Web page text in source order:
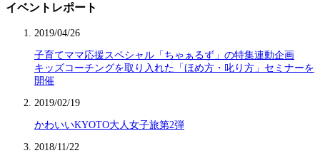
イベントレポート
2019/04/26
子育てママ応援スペシャル「ちゃぁるず」の特集連動企画
キッズコーチングを取り入れた「ほめ方・叱り方」セミナーを
開催
2019/02/19
かわいいKYOTO大人女子旅第2弾
2018/11/22